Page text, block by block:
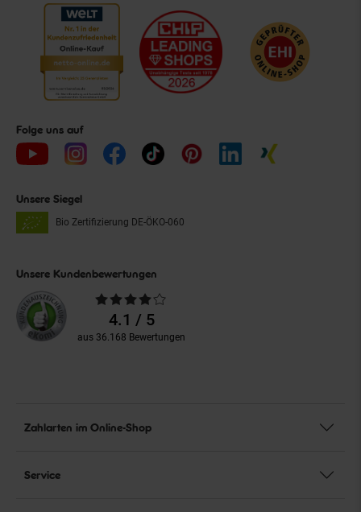
Folge uns auf
Unsere Siegel
Bio Zertifizierung DE-ÖKO-060
Unsere Kundenbewertungen
Durchschnittliche
Bewertungen4.1 / 5
aus 36.168 Bewertungen
Zahlarten im Online-Shop
Service